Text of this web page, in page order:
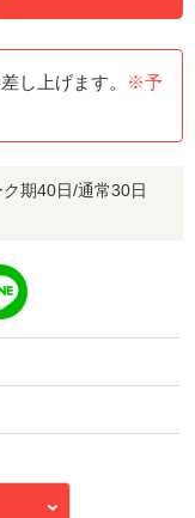
し上げます。
※予
期40日/通常30日